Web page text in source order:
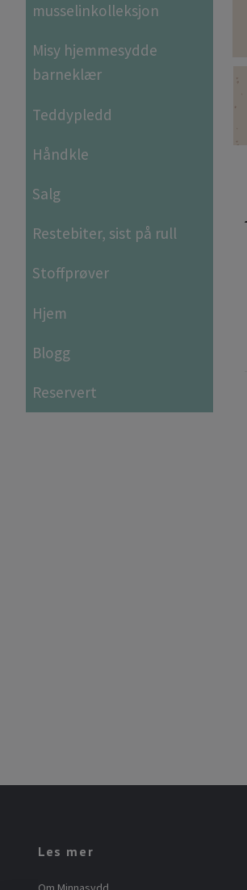
musselinkolleksjon
Misy hjemmesydde
barneklær
Teddypledd
Håndkle
Salg
Restebiter, sist på rull
Stoffprøver
Hjem
Blogg
Reservert
Les mer